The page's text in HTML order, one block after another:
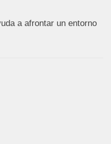
a afrontar un entorno